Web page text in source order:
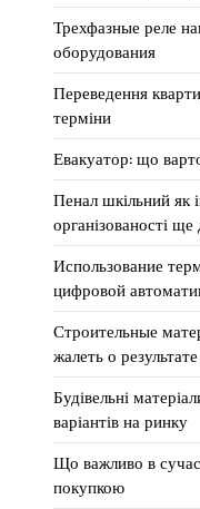
Трехфазные реле
оборудования
Переведення
терміни
Евакуатор: що
Пенал шкільний як
організованості
Использование
цифровой
Строительные
жалеть о результате
Будівельні
варіантів на ринку
Що важливо в
покупкою